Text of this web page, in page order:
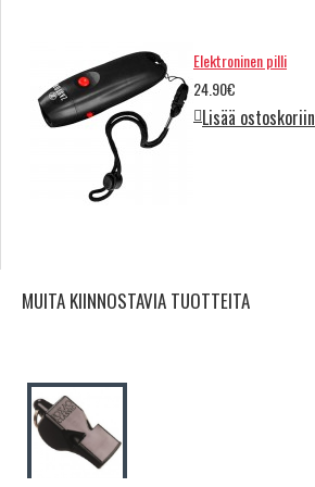
Elektroninen pilli
24.90€
Lisää ostoskoriin
MUITA KIINNOSTAVIA TUOTTEITA